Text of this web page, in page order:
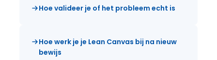
Hoe valideer je of het probleem echt is
Hoe werk je je Lean Canvas bij na nieuw
bewijs